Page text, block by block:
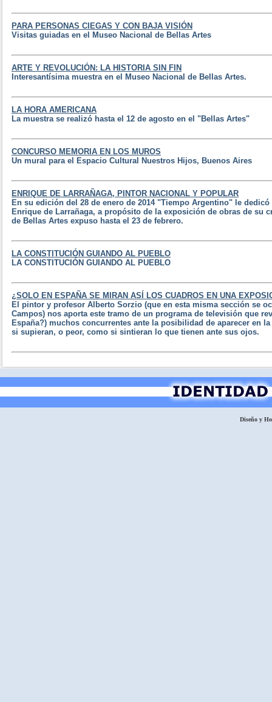
PARA PERSONAS CIEGAS Y CON BAJA VISIÓN
Visitas guiadas en el Museo Nacional de Bellas Artes
ARTE Y REVOLUCIÓN: LA HISTORIA SIN FIN
Interesantísima muestra en el Museo Nacional de Bellas Artes.
LA HORA AMERICANA
La muestra se realizó hasta el 12 de agosto en el "Bellas Artes"
CONCURSO MEMORIA EN LOS MUROS
Un mural para el Espacio Cultural Nuestros Hijos, Buenos Aires
ENRIQUE DE LARRAÑAGA, PINTOR NACIONAL Y POPULAR
En su edición del 28 de enero de 2014 "Tiempo Argentino" le
Enrique de Larrañaga, a propósito de la exposición de obras de su
de Bellas Artes expuso hasta el 23 de febrero.
LA CONSTITUCIÓN GUIANDO AL PUEBLO
LA CONSTITUCIÓN GUIANDO AL PUEBLO
¿SOLO EN ESPAÑA SE MIRAN ASÍ LOS CUADROS EN UNA
El pintor y profesor Alberto Sorzio (que en esta misma sección se
Campos) nos aporta este tramo de un programa de televisión que
España?) muchos concurrentes ante la posibilidad de aparecer en
si supieran, o peor, como si sintieran lo que tienen ante sus ojos.
Diseño y